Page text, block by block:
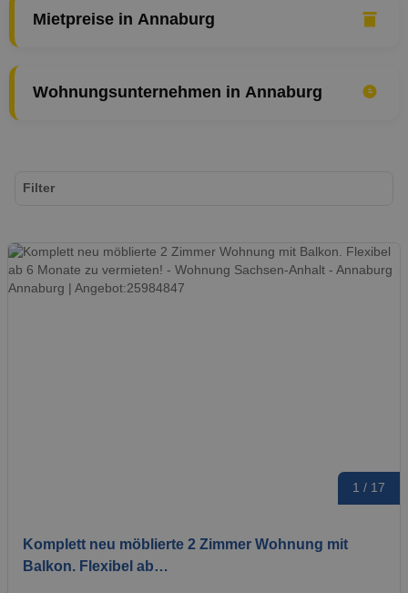
Mietpreise in Annaburg
Wohnungsunternehmen in Annaburg
1 / 17
Komplett neu möblierte 2 Zimmer Wohnung mit
Balkon. Flexibel ab…
Filter